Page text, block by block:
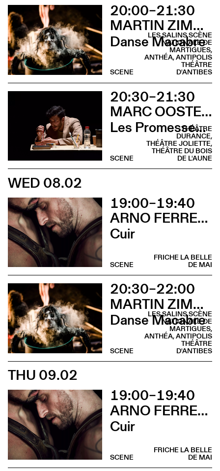
20:00–21:30
MARTIN ZIMMERMANN
Danse Macabre
LES SALINS SCÈNE
NATIONALE DE
MARTIGUES,
ANTHÉA, ANTIPOLIS
THÉÂTRE
D'ANTIBES
SCENE
20:30–21:30
MARC OOSTERHOFF
Les Promesses de l’incertitude
THÉÂTRE
DURANCE,
THÉÂTRE JOLIETTE,
THÉÂTRE DU BOIS
DE L'AUNE
SCENE
WED 08.02
19:00–19:40
ARNO FERRERA & GILLES POLET CIE UN LOUP POUR L'HOMME
Cuir
FRICHE LA BELLE
DE MAI
SCENE
20:30–22:00
MARTIN ZIMMERMANN
Danse Macabre
LES SALINS SCÈNE
NATIONALE DE
MARTIGUES,
ANTHÉA, ANTIPOLIS
THÉÂTRE
D'ANTIBES
SCENE
THU 09.02
19:00–19:40
ARNO FERRERA & GILLES POLET CIE UN LOUP POUR L'HOMME
Cuir
FRICHE LA BELLE
DE MAI
SCENE